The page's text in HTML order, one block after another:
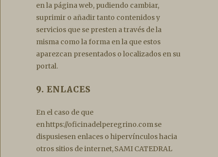
en la página web, pudiendo cambiar,
suprimir o añadir tanto contenidos y
servicios que se presten a través de la
misma como la forma en la que estos
aparezcan presentados o localizados en su
portal.
9. ENLACES
En el caso de que
en https://oficinadelperegrino.com se
dispusiesen enlaces o hipervínculos hacia
otros sitios de internet, SAMI CATEDRAL